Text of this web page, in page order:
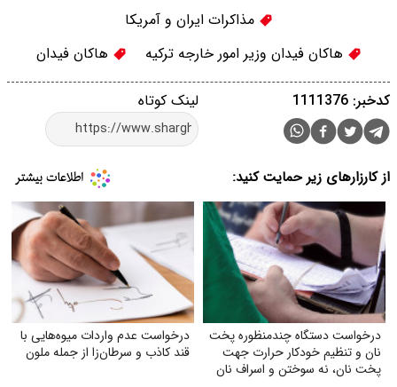
مذاکرات ایران و آمریکا
هاکان فیدان وزیر امور خارجه ترکیه
هاکان فیدان
لینک کوتاه کدخبر: 1111376
از کارزارهای زیر حمایت کنید:
درخواست دستگاه چندمنظوره پخت
نان و تنظیم خودکار حرارت جهت
پخت نان، نه سوختن و اسراف نان
درخواست عدم واردات میوه‌هایی با
قند کاذب و سرطان‌زا از جمله ملون